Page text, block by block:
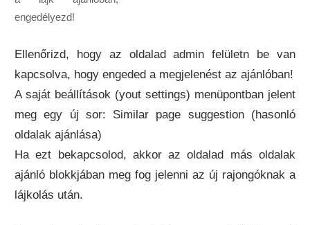
engedélyezd!
Ellenőrizd, hogy az oldalad admin felületn be van
kapcsolva, hogy engeded a megjelenést az ajánlóban!
A saját beállítások (yout settings) menüpontban jelent
meg egy új sor: Similar page suggestion (hasonló
oldalak ajánlása)
Ha ezt bekapcsolod, akkor az oldalad más oldalak
ajánló blokkjában meg fog jelenni az új rajongóknak a
lájkolás után.